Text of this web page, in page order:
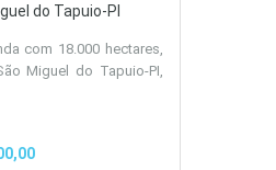
do Tapuio-PI
com 18.000 hectares,
Miguel do Tapuio-PI,